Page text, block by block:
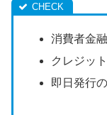
消費者金
クレジッ
即日発行